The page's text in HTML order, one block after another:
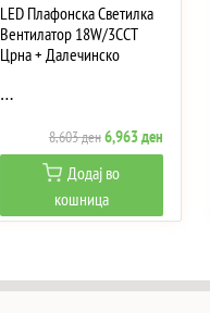
LED Плафонска Светилка
Вентилатор 18W/3CCT
Црна + Далечинско
…
8,603денOriginal
price
was:
8,603 ден.
6,963денCurrent
price
Додај во
кошница